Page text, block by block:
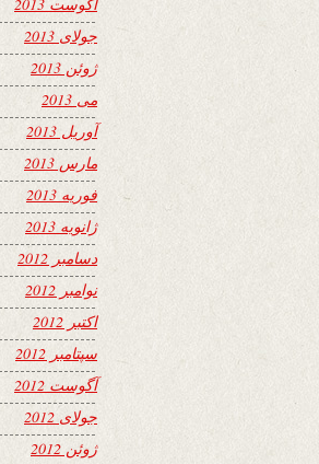
جولای 2013
ژوئن 2013
می 2013
آوریل 2013
مارس 2013
فوریه 2013
ژانویه 2013
دسامبر 2012
نوامبر 2012
اکتبر 2012
سپتامبر 2012
آگوست 2012
جولای 2012
ژوئن 2012